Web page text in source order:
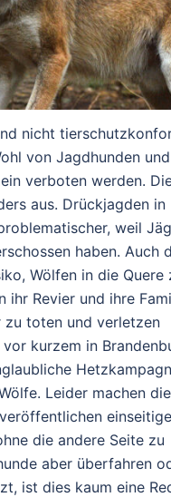
nicht
von Jagdhunden und
verboten werden.
aus. Drückjagden in
weil
haben. Auch
Wölfen in die Quere
ihr Revier und ihre
zu toten und verletzen
kurzem in
Leider machen die
einseitige
die andere Seite zu
aber überfahren
ist dies kaum eine